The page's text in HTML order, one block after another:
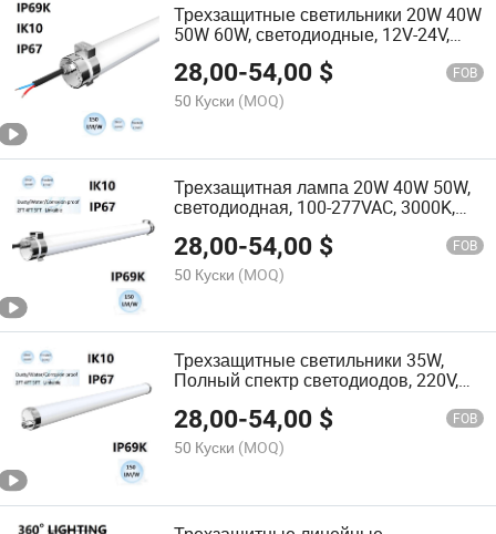
Трехзащитные светильники 20W 40W
50W 60W, светодиодные, 12V-24V,
морской линейный светильник для
освещения
28,00-54,00 $ FOB
50 Куски (MOQ)
Трехзащитная лампа 20W 40W 50W,
светодиодная, 100-277VAC, 3000K,
28,00-54,00 $ FOB
50 Куски (MOQ)
Трехзащитные светильники 35W,
Полный спектр светодиодов, 220V,
IP69K, Освещение палубы
рыболовного судна
28,00-54,00 $ FOB
50 Куски (MOQ)